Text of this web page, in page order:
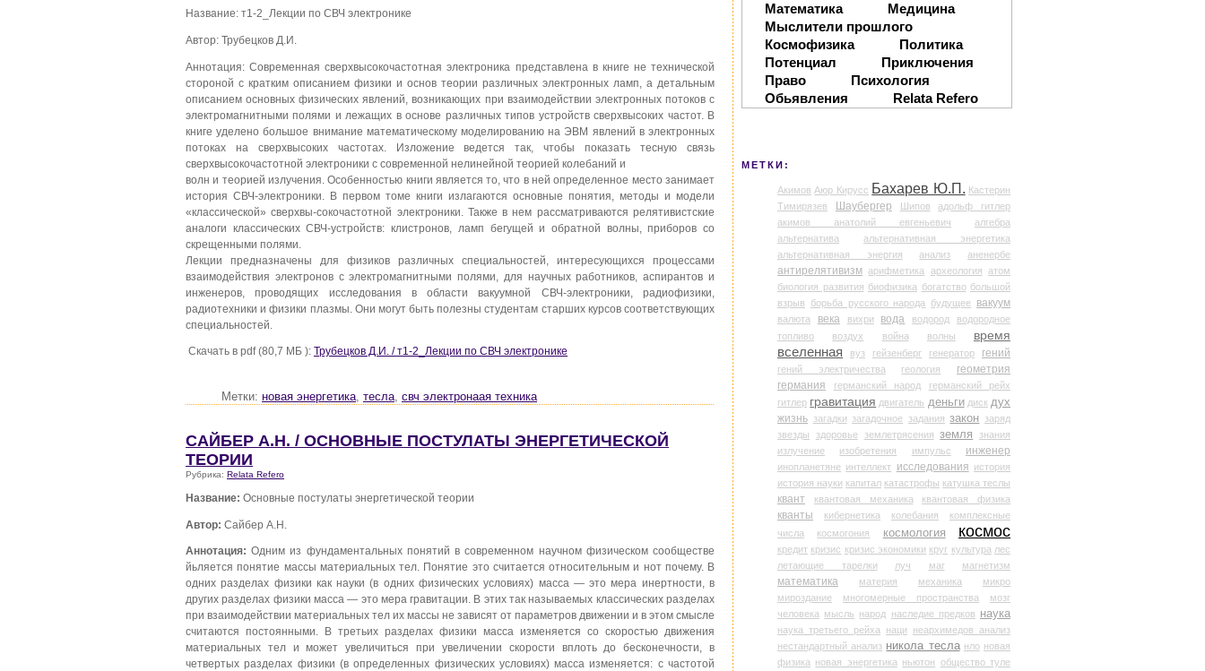
Название: т1-2_Лекции по СВЧ электронике
Автор: Трубецков Д.И.
Аннотация: Современная сверхвысокочастотная электроника представлена в книге не технической
стороной с кратким описанием физики и основ теории различных электронных ламп, а детальным
описанием основных физических явлений, возникающих при взаимодействии электронных потоков с
электромагнитными полями и лежащих в основе различных типов устройств сверхвысоких частот. В
книге уделено большое внимание математическому моделированию на ЭВМ явлений в электронных
потоках на сверхвысоких частотах. Изложение ведется так, чтобы показать тесную связь
сверхвысокочастотной электроники с современной нелинейной теорией колебаний и
волн и теорией излучения. Особенностью книги является то, что в ней определенное место занимает
история СВЧ-электроники. В первом томе книги излагаются основные понятия, методы и модели
«классической» сверхвы-сокочастотной электроники. Также в нем рассматриваются релятивистские
аналоги классических СВЧ-устройств: клистронов, ламп бегущей и обратной волны, приборов со
скрещенными полями.
Лекции предназначены для физиков различных специальностей, интересующихся процессами
взаимодействия электронов с электромагнитными полями, для научных работников, аспирантов и
инженеров, проводящих исследования в области вакуумной СВЧ-электроники, радиофизики,
радиотехники и физики плазмы. Они могут быть полезны студентам старших курсов соответствующих
специальностей.
Скачать в pdf (80,7 МБ ): Трубецков Д.И. / т1-2_Лекции по СВЧ электронике
Метки: новая энергетика, тесла, свч электронаая техника
САЙБЕР А.Н. / ОСНОВНЫЕ ПОСТУЛАТЫ ЭНЕРГЕТИЧЕСКОЙ
ТЕОРИИ
Рубрика: Relata Refero
Название: Основные постулаты энергетической теории
Автор: Сайбер А.Н.
Аннотация: Одним из фундаментальных понятий в современном научном физическом сообществе
йьляется понятие массы материальных тел. Понятие это считается относительным и нот почему. В
одних разделах физики как науки (в одних физических условиях) масса — это мера инертности, в
других разделах физики масса — это мера гравитации. В этих так называемых классических разделах
при взаимодействии материальных тел их массы не зависят от параметров движении и в этом смысле
считаются постоянными. В третьих разделах физики масса изменяется со скоростью движения
материальных тел и может увеличиться при увеличении скорости вплоть до бесконечности, в
четвертых разделах физики (в определенных физических условиях) масса изменяется: с частотой
Математика
Медицина
Мыслители прошлого
Космофизика
Политика
Потенциал
Приключения
Право
Психология
Обьявления
Relata Refero
МЕТКИ:
Акимов Аюр Кирусс Бахарев Ю.П. Кастерин
Тимирязев
Шаубергер Шипов
адольф гитлер
акимов анатолий евгеньевич
алгебра
альтернатива
альтернативная энергетика
альтернативная энергия
анализ аненербе
антирелятивизм арифметика археология атом
биология развития биофизика богатство большой
взрыв
борьба русского народа будущее вакуум
валюта века вихри вода водород
водородное
топливо
воздух война волны
время
вселенная
вуз гейзенберг генератор гений
гений электричества геология
геометрия
германия
германский народ
германский рейх
гитлер гравитация двигатель деньги диск дух
жизнь загадки загадочное задания закон заряд
звезды
здоровье землетрясения земля
знания
излучение
изобретения импульс инженер
инопланетяне интеллект исследования история
история науки капитал катастрофы катушка теслы
квант квантовая механика квантовая физика
кванты кибернетика колебания
комплексные
числа
космогония космология космос
кредит кризис кризис экономики круг культура лес
летающие тарелки
луч маг магнетизм
математика материя механика
микро
мироздание
многомерные пространства
мозг
человека мысль народ наследие предков наука
наука третьего рейха наци
неархимедов анализ
нестандартный анализ никола тесла нло новая
физика новая энергетика ньютон общество туле